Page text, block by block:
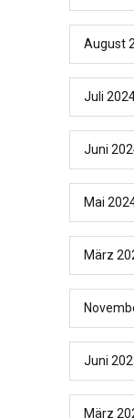
August
Juli
Juni
Mai
März
Juni
März